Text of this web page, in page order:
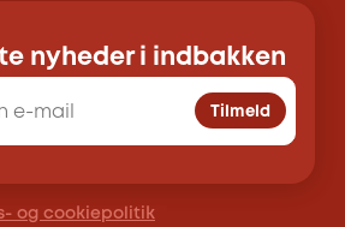
nyheder i indbakken
Tilmeld
og cookiepolitik